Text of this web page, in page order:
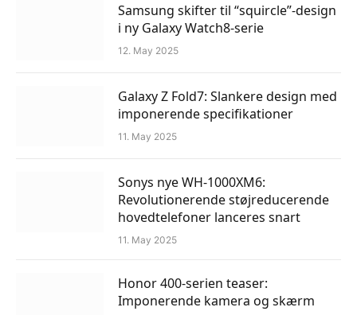
Samsung skifter til “squircle”-design
i ny Galaxy Watch8-serie
12. May 2025
Galaxy Z Fold7: Slankere design med
imponerende specifikationer
11. May 2025
Sonys nye WH-1000XM6:
Revolutionerende støjreducerende
hovedtelefoner lanceres snart
11. May 2025
Honor 400-serien teaser:
Imponerende kamera og skærm